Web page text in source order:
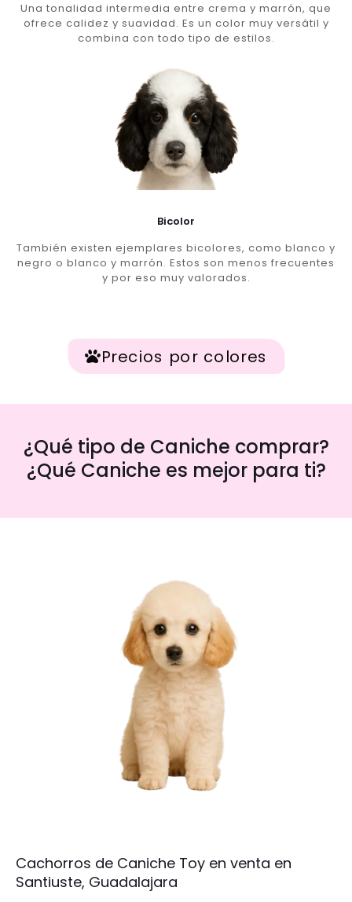
Una tonalidad intermedia entre crema y marrón, que
ofrece calidez y suavidad. Es un color muy versátil y
combina con todo tipo de estilos.
Bicolor
También existen ejemplares bicolores, como blanco y
negro o blanco y marrón. Estos son menos frecuentes
y por eso muy valorados.
Precios por colores
¿Qué tipo de Caniche comprar?
¿Qué Caniche es mejor para ti?
Cachorros de Caniche Toy en venta en
Santiuste, Guadalajara